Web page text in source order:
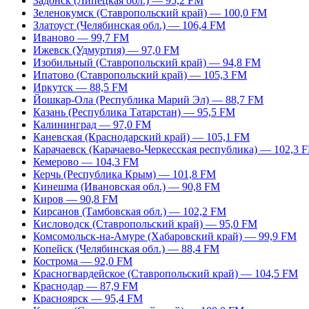
Зеленокумск (Ставропольский край) — 100,0 FM
Златоуст (Челябинская обл.) — 106,4 FM
Иваново — 99,7 FM
Ижевск (Удмуртия) — 97,0 FM
Изобильный (Ставропольский край) — 94,8 FM
Ипатово (Ставропольский край) — 105,3 FM
Иркутск — 88,5 FM
Йошкар-Ола (Республика Марий Эл) — 88,7 FM
Казань (Республика Татарстан) — 95,5 FM
Калининград — 97,0 FM
Каневская (Краснодарский край) — 105,1 FM
Карачаевск (Карачаево-Черкесская республика) — 102,3
Кемерово — 104,3 FM
Керчь (Республика Крым) — 101,8 FM
Кинешма (Ивановская обл.) — 90,8 FM
Киров — 90,8 FM
Кирсанов (Тамбовская обл.) — 102,2 FM
Кисловодск (Ставропольский край) — 95,0 FM
Комсомольск-на-Амуре (Хабаровский край) — 99,9 FM
Копейск (Челябинская обл.) — 88,4 FM
Кострома — 92,0 FM
Красногвардейское (Ставропольский край) — 104,5 FM
Краснодар — 87,9 FM
Красноярск — 95,4 FM